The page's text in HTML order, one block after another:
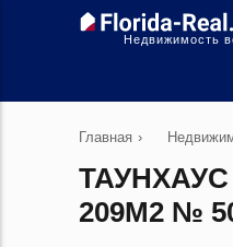
Недвижимость
Главная ›
ТАУНХАУС
209М2 №